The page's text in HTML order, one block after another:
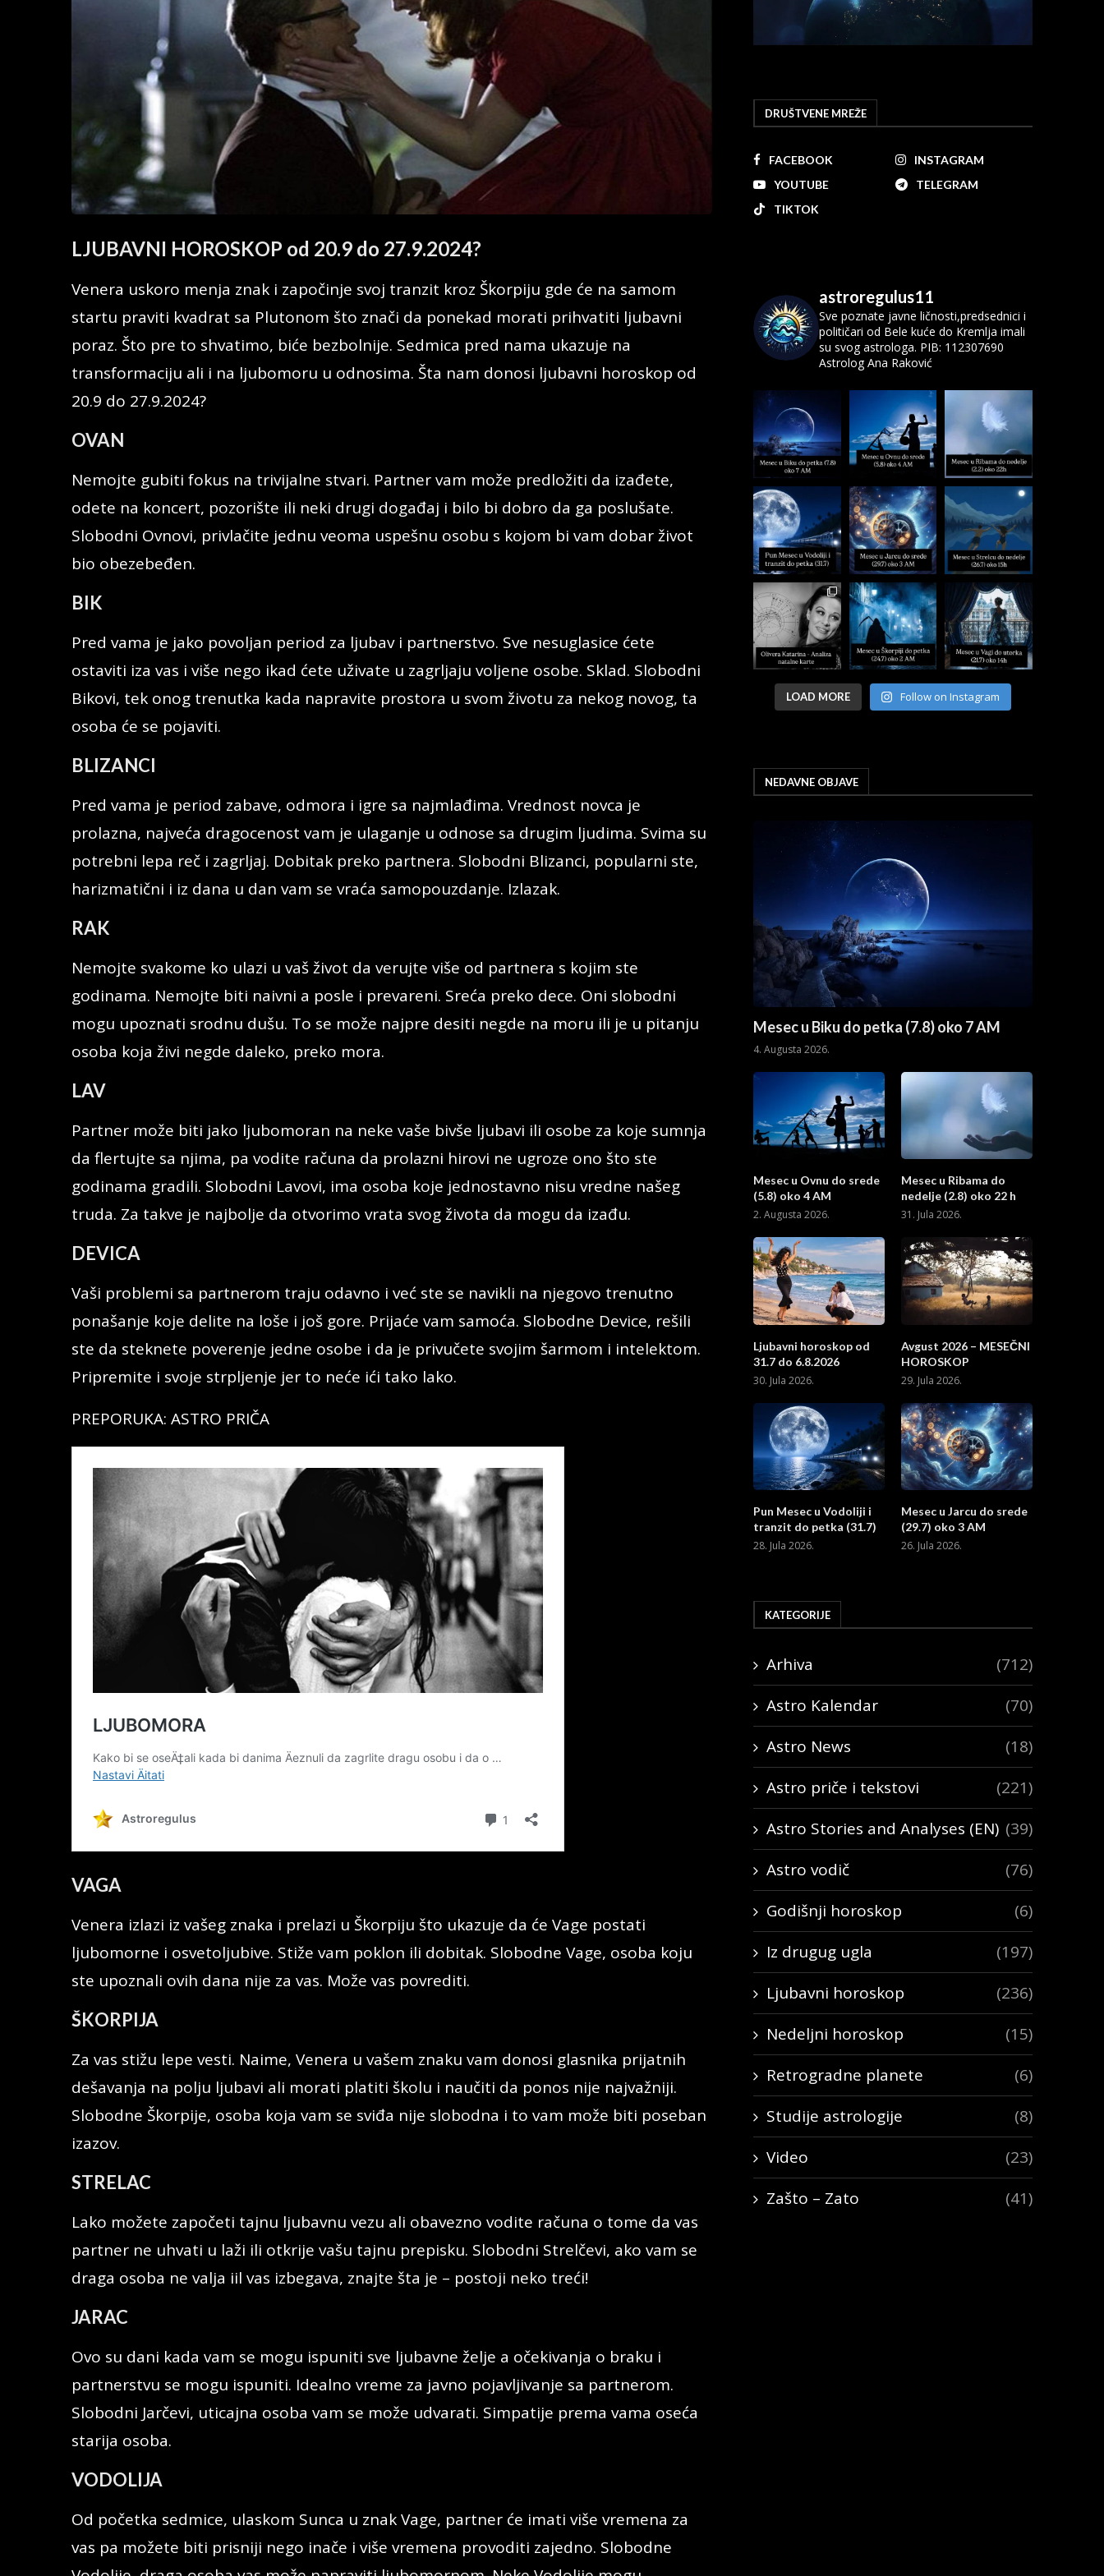
LJUBAVNI HOROSKOP od 20.9 do 27.9.2024?
Venera uskoro menja znak i započinje svoj tranzit kroz Škorpiju gde će na samom
startu praviti kvadrat sa Plutonom što znači da ponekad morati prihvatiti ljubavni
poraz. Što pre to shvatimo, biće bezbolnije. Sedmica pred nama ukazuje na
transformaciju ali i na ljubomoru u odnosima. Šta nam donosi ljubavni horoskop od
20.9 do 27.9.2024?
OVAN
Nemojte gubiti fokus na trivijalne stvari. Partner vam može predložiti da izađete,
odete na koncert, pozorište ili neki drugi događaj i bilo bi dobro da ga poslušate.
Slobodni Ovnovi, privlačite jednu veoma uspešnu osobu s kojom bi vam dobar život
bio obezebeđen.
BIK
Pred vama je jako povoljan period za ljubav i partnerstvo. Sve nesuglasice ćete
ostaviti iza vas i više nego ikad ćete uživate u zagrljaju voljene osobe. Sklad. Slobodni
Bikovi, tek onog trenutka kada napravite prostora u svom životu za nekog novog, ta
osoba će se pojaviti.
BLIZANCI
Pred vama je period zabave, odmora i igre sa najmlađima. Vrednost novca je
prolazna, najveća dragocenost vam je ulaganje u odnose sa drugim ljudima. Svima su
potrebni lepa reč i zagrljaj. Dobitak preko partnera. Slobodni Blizanci, popularni ste,
harizmatični i iz dana u dan vam se vraća samopouzdanje. Izlazak.
RAK
Nemojte svakome ko ulazi u vaš život da verujte više od partnera s kojim ste
godinama. Nemojte biti naivni a posle i prevareni. Sreća preko dece. Oni slobodni
mogu upoznati srodnu dušu. To se može najpre desiti negde na moru ili je u pitanju
osoba koja živi negde daleko, preko mora.
LAV
Partner može biti jako ljubomoran na neke vaše bivše ljubavi ili osobe za koje sumnja
da flertujte sa njima, pa vodite računa da prolazni hirovi ne ugroze ono što ste
godinama gradili. Slobodni Lavovi, ima osoba koje jednostavno nisu vredne našeg
truda. Za takve je najbolje da otvorimo vrata svog života da mogu da izađu.
DEVICA
Vaši problemi sa partnerom traju odavno i već ste se navikli na njegovo trenutno
ponašanje koje delite na loše i još gore. Prijaće vam samoća. Slobodne Device, rešili
ste da steknete poverenje jedne osobe i da je privučete svojim šarmom i intelektom.
Pripremite i svoje strpljenje jer to neće ići tako lako.
PREPORUKA: ASTRO PRIČA
VAGA
Venera izlazi iz vašeg znaka i prelazi u Škorpiju što ukazuje da će Vage postati
ljubomorne i osvetoljubive. Stiže vam poklon ili dobitak. Slobodne Vage, osoba koju
ste upoznali ovih dana nije za vas. Može vas povrediti.
ŠKORPIJA
Za vas stižu lepe vesti. Naime, Venera u vašem znaku vam donosi glasnika prijatnih
dešavanja na polju ljubavi ali morati platiti školu i naučiti da ponos nije najvažniji.
Slobodne Škorpije, osoba koja vam se sviđa nije slobodna i to vam može biti poseban
izazov.
STRELAC
Lako možete započeti tajnu ljubavnu vezu ali obavezno vodite računa o tome da vas
partner ne uhvati u laži ili otkrije vašu tajnu prepisku. Slobodni Strelčevi, ako vam se
draga osoba ne valja iil vas izbegava, znajte šta je – postoji neko treći!
JARAC
Ovo su dani kada vam se mogu ispuniti sve ljubavne želje a očekivanja o braku i
partnerstvu se mogu ispuniti. Idealno vreme za javno pojavljivanje sa partnerom.
Slobodni Jarčevi, uticajna osoba vam se može udvarati. Simpatije prema vama oseća
starija osoba.
VODOLIJA
Od početka sedmice, ulaskom Sunca u znak Vage, partner će imati više vremena za
vas pa možete biti prisniji nego inače i više vremena provoditi zajedno. Slobodne
DRUŠTVENE MREŽE
FACEBOOK
INSTAGRAM
YOUTUBE
TELEGRAM
TIKTOK
astroregulus11
Sve poznate javne ličnosti,predsednici i
političari od Bele kuće do Kremlja imali
su svog astrologa. PIB: 112307690
Astrolog Ana Raković
LOAD MORE Follow on Instagram
NEDAVNE OBJAVE
Mesec u Biku do petka (7.8) oko 7 AM
4. Augusta 2026.
Mesec u Ovnu do srede
(5.8) oko 4 AM
2. Augusta 2026.
Mesec u Ribama do
nedelje (2.8) oko 22 h
31. Jula 2026.
Ljubavni horoskop od
31.7 do 6.8.2026
30. Jula 2026.
Avgust 2026 – MESEČNI
HOROSKOP
29. Jula 2026.
Pun Mesec u Vodoliji i
tranzit do petka (31.7)
28. Jula 2026.
Mesec u Jarcu do srede
(29.7) oko 3 AM
26. Jula 2026.
KATEGORIJE
Arhiva
(712)
Astro Kalendar
(70)
Astro News
(18)
Astro priče i tekstovi
(221)
Astro Stories and Analyses (EN) (39)
Astro vodič
(76)
Godišnji horoskop
(6)
Iz drugug ugla
(197)
Ljubavni horoskop
(236)
Nedeljni horoskop
(15)
Retrogradne planete
(6)
Studije astrologije
(8)
Video
(23)
Zašto – Zato
(41)